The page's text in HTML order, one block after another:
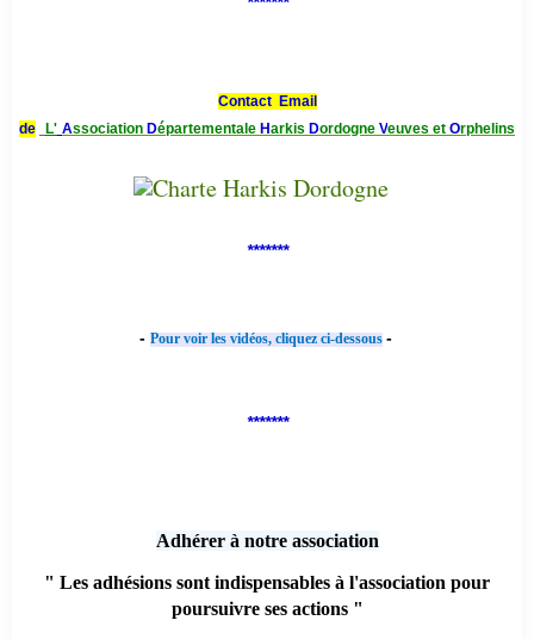
Contact Email
de
L' Association Départementale Harkis Dordogne Veuves et Orphelins
*******
- Pour voir les vidéos, cliquez ci-dessous -
*******
Adhérer à notre association
" Les adhésions sont indispensables à l'association pour
poursuivre ses actions "